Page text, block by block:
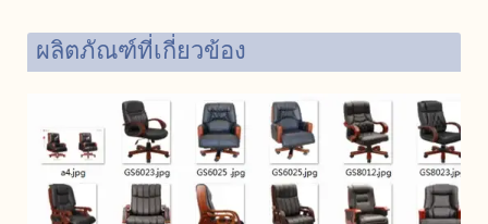
ผลิตภัณฑ์ที่เกี่ยวข้อง